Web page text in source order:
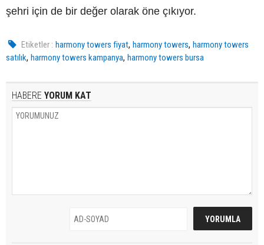
şehri için de bir değer olarak öne çıkıyor.
Etiketler : harmony towers fiyat,harmony towers,harmony towers
satılık, harmony towers kampanya, harmony towers bursa
HABERE YORUM KAT